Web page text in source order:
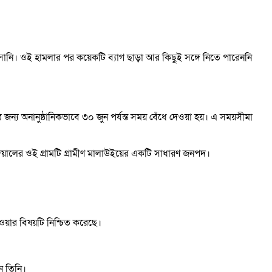
ওই হামলার পর কয়েকটি ব্যাগ ছাড়া আর কিছুই সঙ্গে নিতে পারেননি
অনানুষ্ঠানিকভাবে ৩০ জুন পর্যন্ত সময় বেঁধে দেওয়া হয়। এ সময়সীমা
ওই গ্রামটি গ্রামীণ মালাউইয়ের একটি সাধারণ জনপদ।
বিষয়টি নিশ্চিত করেছে।